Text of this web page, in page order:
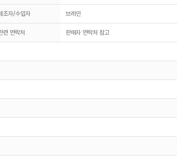
조자/수입자 브레인
련 연락처 판매자 연락처 참고